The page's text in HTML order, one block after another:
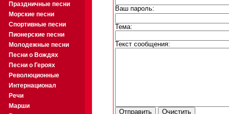
Праздничные песни
Морские песни
Спортивные песни
Пионерские песни
Молодежные песни
Песни о Вождях
Песни о Героях
Революционные
Интернационал
Речи
Марши
Ваш пароль:
Тема:
Текст сообщения: